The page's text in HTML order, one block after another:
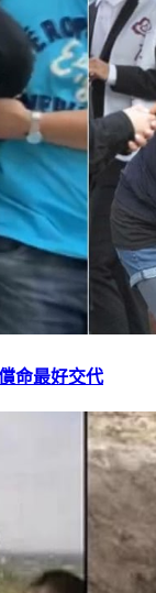
命最好交代